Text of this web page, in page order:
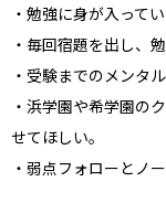
・勉強に身が入って
・毎回宿題を出し、
・受験までのメンタ
・浜学園や希学園の
せてほしい。
・弱点フォローとノ